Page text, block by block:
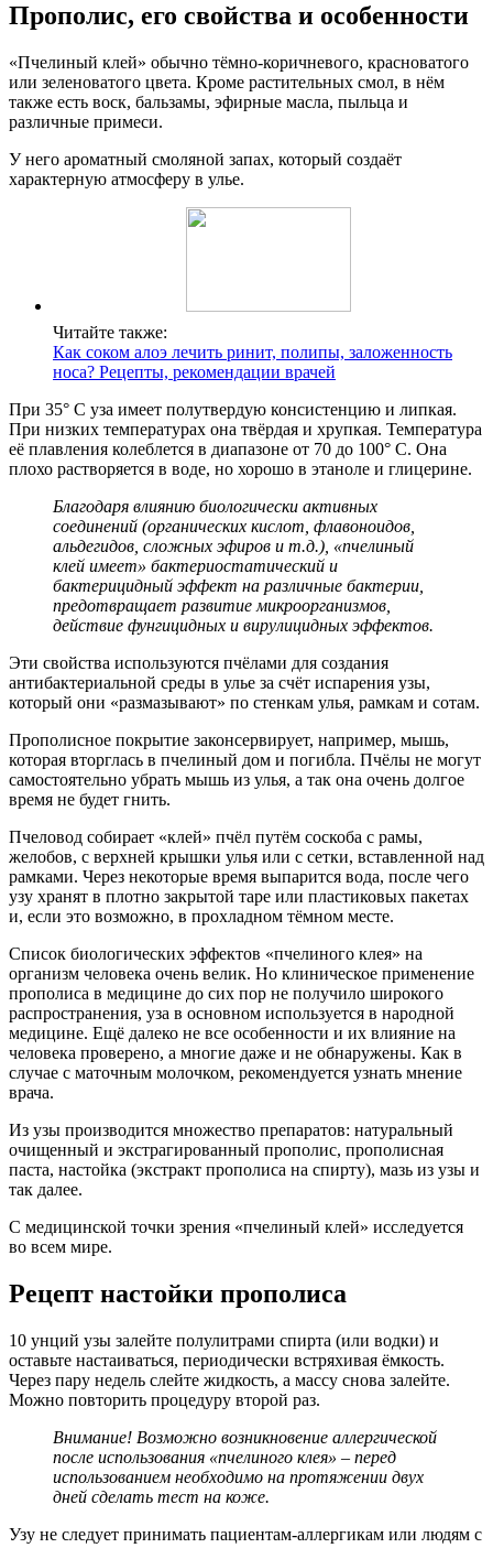
Прополис, его свойства и особенности
«Пчелиный клей» обычно тёмно-коричневого, красноватого
или зеленоватого цвета. Кроме растительных смол, в нём
также есть воск, бальзамы, эфирные масла, пыльца и
различные примеси.
У него ароматный смоляной запах, который создаёт
характерную атмосферу в улье.
Читайте также:
Как соком алоэ лечить ринит, полипы, заложенность
носа? Рецепты, рекомендации врачей
При 35° С уза имеет полутвердую консистенцию и липкая.
При низких температурах она твёрдая и хрупкая. Температура
её плавления колеблется в диапазоне от 70 до 100° С. Она
плохо растворяется в воде, но хорошо в этаноле и глицерине.
Благодаря влиянию биологически активных
соединений (органических кислот, флавоноидов,
альдегидов, сложных эфиров и т.д.), «пчелиный
клей имеет» бактериостатический и
бактерицидный эффект на различные бактерии,
предотвращает развитие микроорганизмов,
действие фунгицидных и вирулицидных эффектов.
Эти свойства используются пчёлами для создания
антибактериальной среды в улье за счёт испарения узы,
который они «размазывают» по стенкам улья, рамкам и сотам.
Прополисное покрытие законсервирует, например, мышь,
которая вторглась в пчелиный дом и погибла. Пчёлы не могут
самостоятельно убрать мышь из улья, а так она очень долгое
время не будет гнить.
Пчеловод собирает «клей» пчёл путём соскоба с рамы,
желобов, с верхней крышки улья или с сетки, вставленной над
рамками. Через некоторые время выпарится вода, после чего
узу хранят в плотно закрытой таре или пластиковых пакетах
и, если это возможно, в прохладном тёмном месте.
Список биологических эффектов «пчелиного клея» на
организм человека очень велик. Но клиническое применение
прополиса в медицине до сих пор не получило широкого
распространения, уза в основном используется в народной
медицине. Ещё далеко не все особенности и их влияние на
человека проверено, а многие даже и не обнаружены. Как в
случае с маточным молочком, рекомендуется узнать мнение
врача.
Из узы производится множество препаратов: натуральный
очищенный и экстрагированный прополис, прополисная
паста, настойка (экстракт прополиса на спирту), мазь из узы и
так далее.
С медицинской точки зрения «пчелиный клей» исследуется
во всем мире.
Рецепт настойки прополиса
10 унций узы залейте полулитрами спирта (или водки) и
оставьте настаиваться, периодически встряхивая ёмкость.
Через пару недель слейте жидкость, а массу снова залейте.
Можно повторить процедуру второй раз.
Внимание! Возможно возникновение аллергической
после использования «пчелиного клея» – перед
использованием необходимо на протяжении двух
дней сделать тест на коже.
Узу не следует принимать пациентам-аллергикам или людям с